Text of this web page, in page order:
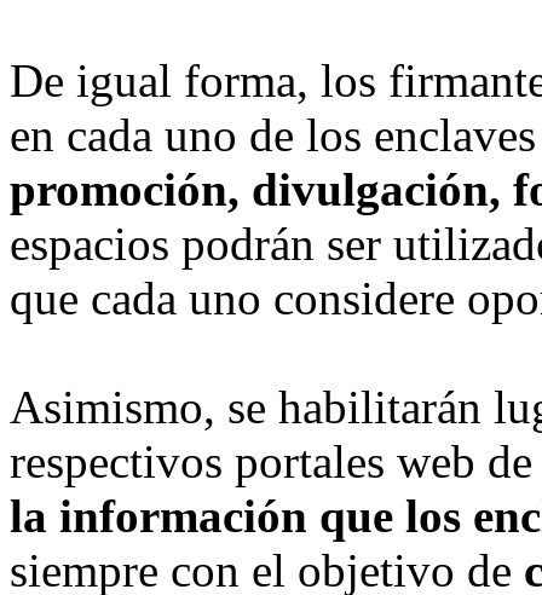
De igual forma, los
en cada uno de los
promoción, divulgación,
espacios podrán ser
que cada uno considere
Asimismo, se habilitarán
respectivos portales web
la información que los
siempre con el objetivo de